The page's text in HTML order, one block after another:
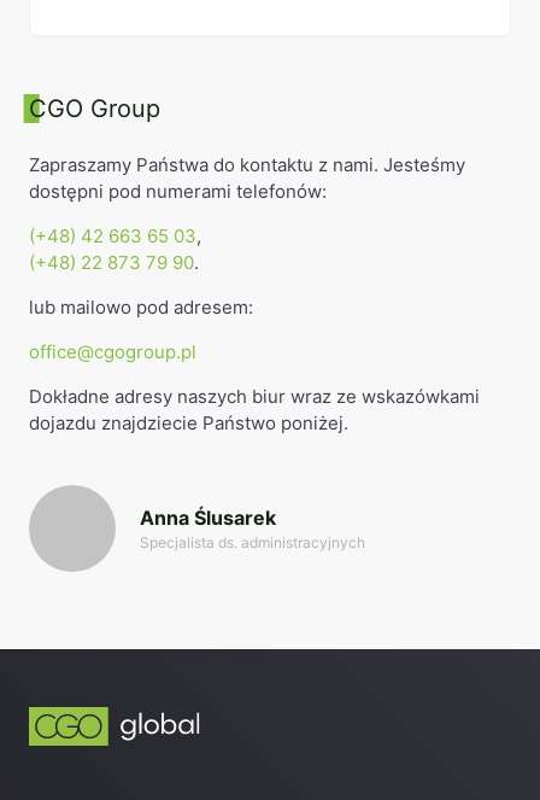
CGO Group
Zapraszamy Państwa do kontaktu z nami. Jesteśmy
dostępni pod numerami telefonów:
(+48) 42 663 65 03,
(+48) 22 873 79 90.
lub mailowo pod adresem:
office@cgogroup.pl
Dokładne adresy naszych biur wraz ze wskazówkami
dojazdu znajdziecie Państwo poniżej.
Anna Ślusarek
Specjalista ds. administracyjnych